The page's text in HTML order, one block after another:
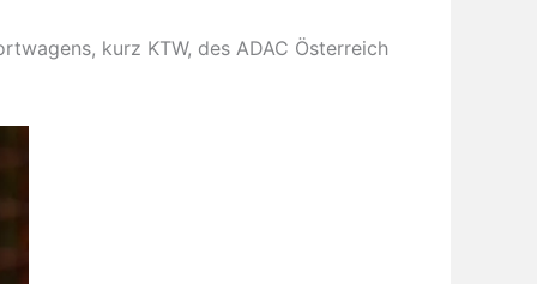
kurz KTW, des ADAC Österreich